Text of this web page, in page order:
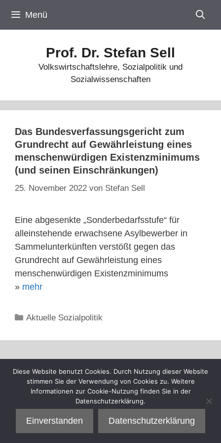
Inhalt
springen
Menü
Prof. Dr. Stefan Sell
Volkswirtschaftslehre, Sozialpolitik und
Sozialwissenschaften
Das Bundesverfassungsgericht zum
Grundrecht auf Gewährleistung eines
menschenwürdigen Existenzminimums
(und seinen Einschränkungen)
25. November 2022 von Stefan Sell
Eine abgesenkte „Sonderbedarfsstufe“ für
alleinstehende erwachsene Asylbewerber in
Sammelunterkünften verstößt gegen das
Grundrecht auf Gewährleistung eines
menschenwürdigen Existenzminimums
» mehr
Kategorien
Aktuelle Sozialpolitik
Diese Website benutzt Cookies. Durch Nutzung dieser Website
stimmen Sie der Verwendung von Cookies zu. Weitere
Informationen zur Cookie-Nutzung finden Sie in der
Datenschutzerklärung.
Einverstanden Datenschutzerklärung